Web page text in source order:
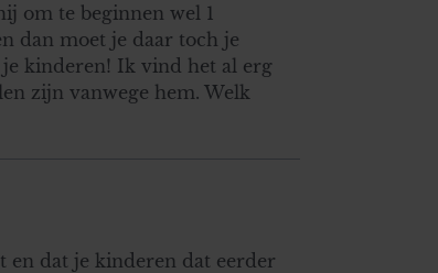
om te beginnen wel 1
dan moet je daar toch je
je kinderen! Ik vind het al erg
zijn vanwege hem. Welk
en dat je kinderen dat eerder